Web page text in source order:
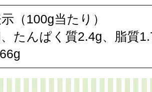
（100g当たり）
たんぱく質2.4g、脂質